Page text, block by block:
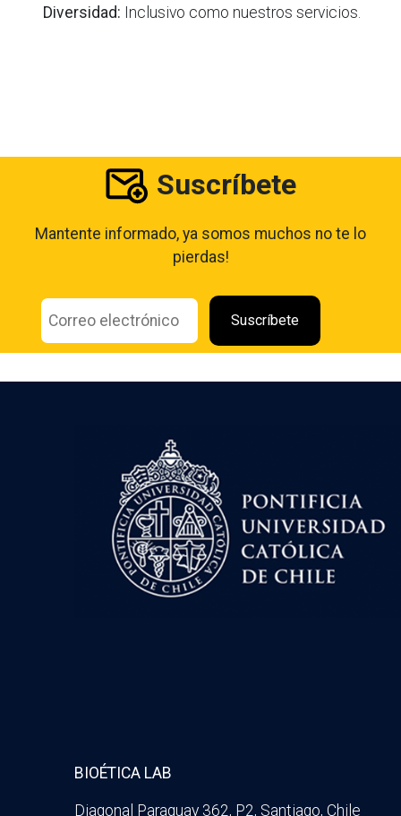
Diversidad: Inclusivo como nuestros servicios.
Suscríbete
Mantente informado, ya somos muchos no te lo
pierdas!
BIOÉTICA LAB
Diagonal Paraguay 362, P2, Santiago, Chile